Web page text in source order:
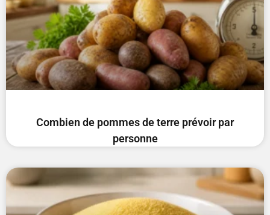
Combien de pommes de terre prévoir par
personne